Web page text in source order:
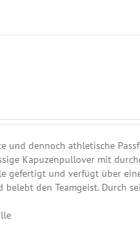
und dennoch athletische
Kapuzenpullover mit
gefertigt und verfügt über
den Teamgeist. Durch